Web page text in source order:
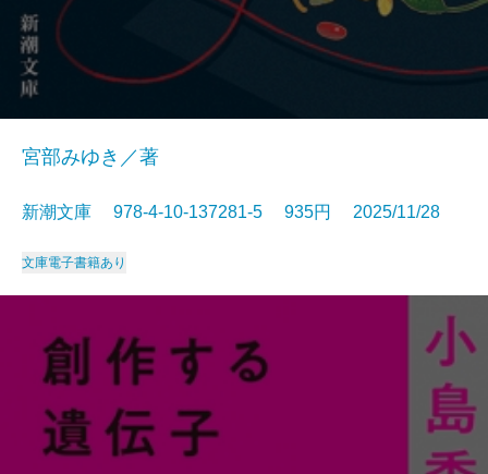
宮部みゆき／著
新潮文庫 978-4-10-137281-5 935円 2025/11/28
文庫電子書籍あり